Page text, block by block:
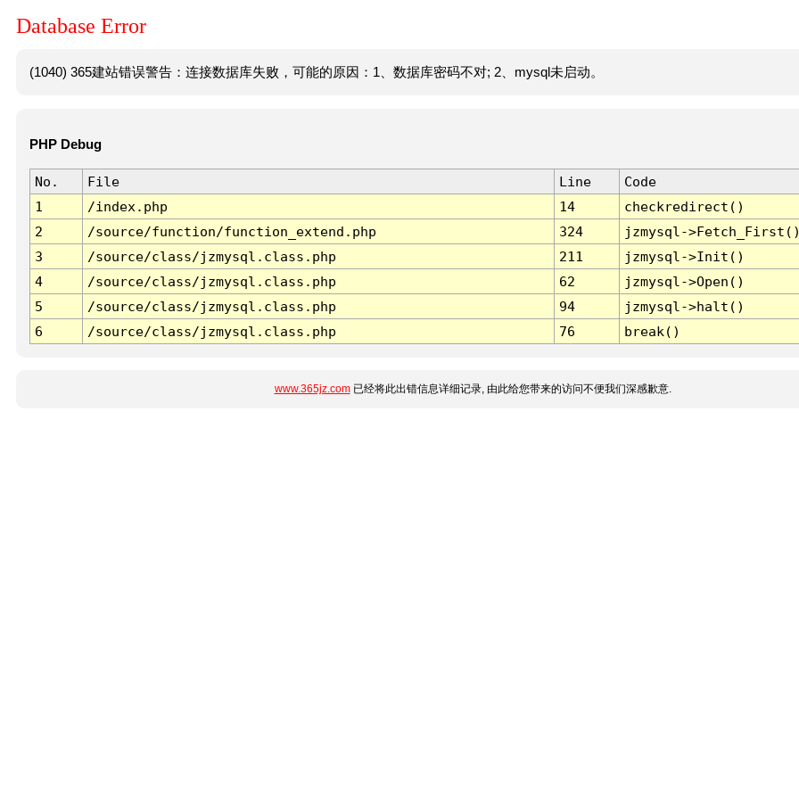
Database Error
(1040) 365建站错误警告：连接数据库失败，可能的原因：1、数据库密码不对; 2、mysql未启动。
PHP Debug
No. File Line
Code
1
/index.php 14
checkredirect()
2
/source/function/function_extend.php 324
jzmysql-
3
/source/class/jzmysql.class.php 211
jzmysql->Init()
4
/source/class/jzmysql.class.php 62
jzmysql->Open()
5
/source/class/jzmysql.class.php 94
jzmysql->halt()
6
/source/class/jzmysql.class.php 76 break()
www.365jz.com已经将此出错信息详细记录, 由此给您带来的访问不便我们深感歉意.